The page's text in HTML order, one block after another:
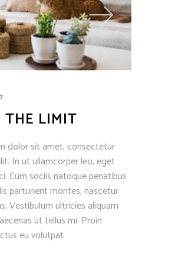
THE LIMIT
dolor sit amet, consectetur
In ut ullamcorper leo, eget
Cum sociis natoque penatibus
parturient montes, nascetur
Vestibulum ultricies aliquam
ut tellus mi. Proin
eu volutpat